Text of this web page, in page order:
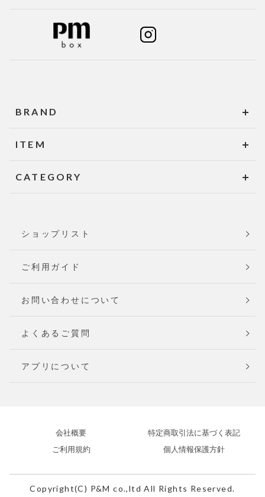
BRAND
ITEM
CATEGORY
ショップリスト
ご利用ガイド
お問い合わせについて
よくあるご質問
アプリについて
会社概要
特定商取引法に基づく表記
ご利用規約
個人情報保護方針
Copyright(C) P&M co.,ltd All Rights Reserved.